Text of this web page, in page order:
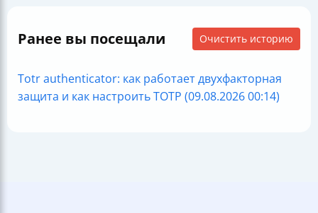
Ранее вы посещали Очистить историю
Totr authenticator: как работает двухфакторная
защита и как настроить TOTP (09.08.2026 00:14)